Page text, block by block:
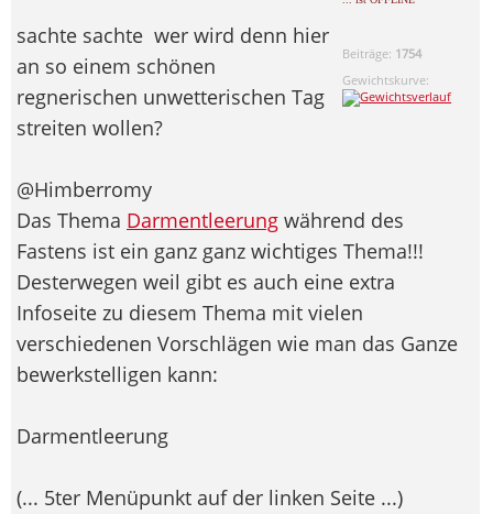
Beiträge: 1754
Gewichtskurve:
sachte sachte wer wird denn hier
an so einem schönen
regnerischen unwetterischen Tag
streiten wollen?
@Himberromy
Das Thema Darmentleerung während des
Fastens ist ein ganz ganz wichtiges Thema!!!
Desterwegen weil gibt es auch eine extra
Infoseite zu diesem Thema mit vielen
verschiedenen Vorschlägen wie man das Ganze
bewerkstelligen kann:
Darmentleerung
(... 5ter Menüpunkt auf der linken Seite ...)